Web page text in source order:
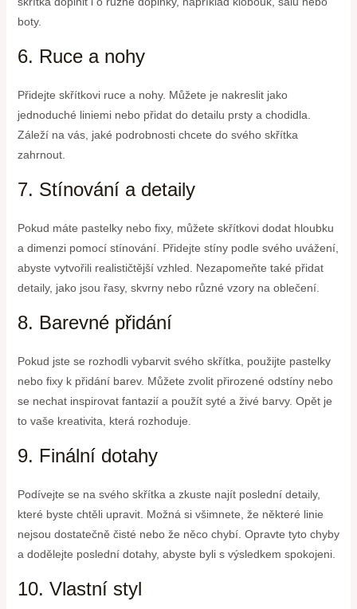
boty.
6. Ruce a nohy
Přidejte skřítkovi ruce a nohy. Můžete je nakreslit jako
jednoduché liniemi nebo přidat do detailu prsty a chodidla.
Záleží na vás, jaké podrobnosti chcete do svého skřítka
zahrnout.
7. Stínování a detaily
Pokud máte pastelky nebo fixy, můžete skřítkovi dodat hloubku
a dimenzi pomocí stínování. Přidejte stíny podle svého uvážení,
abyste vytvořili realističtější vzhled. Nezapomeňte také přidat
detaily, jako jsou řasy, skvrny nebo různé vzory na oblečení.
8. Barevné přidání
Pokud jste se rozhodli vybarvit svého skřítka, použijte pastelky
nebo fixy k přidání barev. Můžete zvolit přirozené odstíny nebo
se nechat inspirovat fantazií a použít syté a živé barvy. Opět je
to vaše kreativita, která rozhoduje.
9. Finální dotahy
Podívejte se na svého skřítka a zkuste najít poslední detaily,
které byste chtěli upravit. Možná si všimnete, že některé linie
nejsou dostatečně čisté nebo že něco chybí. Opravte tyto chyby
a dodělejte poslední dotahy, abyste byli s výsledkem spokojeni.
10. Vlastní styl